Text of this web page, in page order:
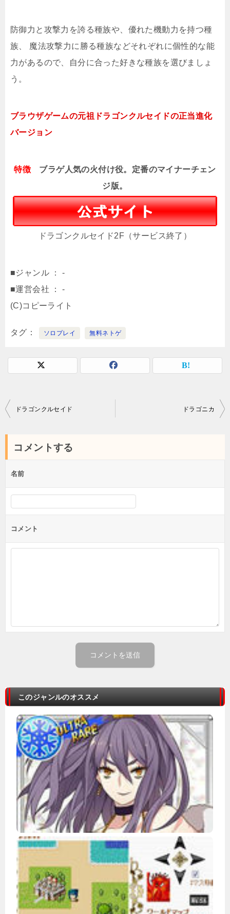
防御力と攻撃力を誇る種族や、優れた機動力を持つ種
族、 魔法攻撃力に勝る種族などそれぞれに個性的な能
力があるので、自分に合った好きな種族を選びましょ
う。
ブラウザゲームの元祖ドラゴンクルセイドの正当進化
バージョン
特徴
ブラゲ人気の火付け役。定番のマイナーチェン
ジ版。
ドラゴンクルセイド2F（サービス終了）
■ジャンル ： -
■運営会社 ： -
(C)コピーライト
タグ ソロプレイ 無料ネトゲ
投
ビ
ゲ
シ
ドラゴンクルセイド ドラゴニカ
コメントする
名前
コメント
このジャンルのオススメ